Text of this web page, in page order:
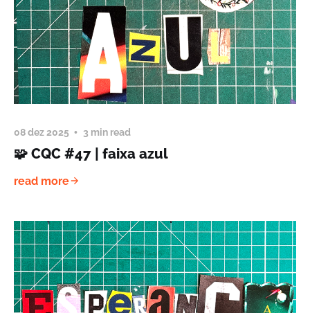
08 dez 2025 3 min read
🧩 CQC #47 | faixa azul
read more